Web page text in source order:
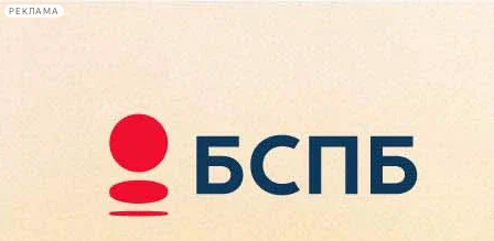
РЕКЛАМА
Сегодня:
2026.08.07
15:56
Афиша Plus